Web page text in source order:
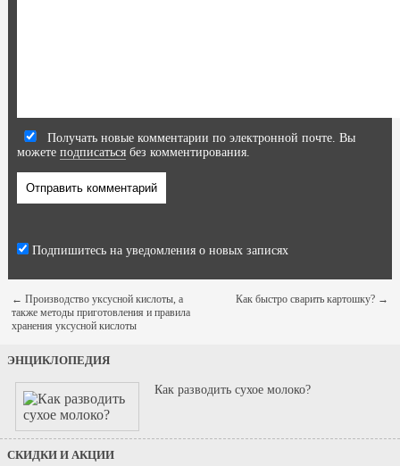
Получать новые комментарии по электронной почте. Вы
можете подписатьсябез комментирования.
Подпишитесь на уведомления о новых записях
← Производство уксусной кислоты, а
также методы приготовления и правила
хранения уксусной кислоты
Как быстро сварить картошку? →
ЭНЦИКЛОПЕДИЯ
Как разводить сухое молоко?
СКИДКИ И АКЦИИ